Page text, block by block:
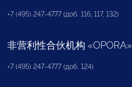
+7 (495) 247-4777 (доб. 116, 117, 132)
非营利性合伙机构 «OPORA»
+7 (495) 247-4777 (доб. 124)